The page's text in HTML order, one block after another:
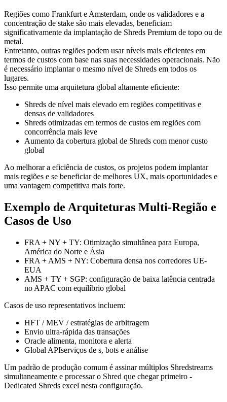
Regiões como Frankfurt e Amsterdam, onde os validadores e a
concentração de stake são mais elevadas, beneficiam
significativamente da implantação de Shreds Premium de topo ou de
metal.
Entretanto, outras regiões podem usar níveis mais eficientes em
termos de custos com base nas suas necessidades operacionais. Não
é necessário implantar o mesmo nível de Shreds em todos os
lugares.
Isso permite uma arquitetura global altamente eficiente:
Shreds de nível mais elevado em regiões competitivas e
densas de validadores
Shreds otimizadas em termos de custos em regiões com
concorrência mais leve
Aumento da cobertura global de Shreds com menor custo
global
Ao melhorar a eficiência de custos, os projetos podem implantar
mais regiões e se beneficiar de melhores UX, mais oportunidades e
uma vantagem competitiva mais forte.
Exemplo de Arquiteturas Multi-Região e
Casos de Uso
FRA + NY + TY: Otimização simultânea para Europa,
América do Norte e Ásia
FRA + AMS + NY: Cobertura densa nos corredores UE-
EUA
AMS + TY + SGP: configuração de baixa latência centrada
no APAC com equilíbrio global
Casos de uso representativos incluem:
HFT / MEV / estratégias de arbitragem
Envio ultra-rápida das transações
Oracle alimenta, monitora e alerta
Global APIserviços de s, bots e análise
Um padrão de produção comum é assinar múltiplos Shredstreams
simultaneamente e processar o Shred que chegar primeiro -
Dedicated Shreds excel nesta configuração.